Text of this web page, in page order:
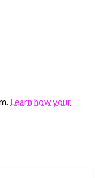
Learn how your